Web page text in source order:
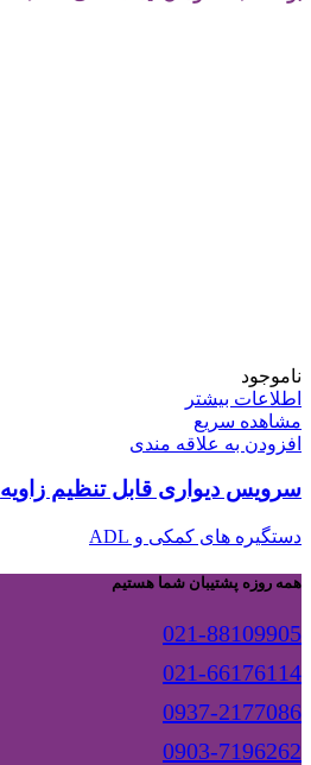
ناموجود
اطلاعات بیشتر
مشاهده سریع
افزودن به علاقه مندی
سرویس دیواری قابل تنظیم زاویه
دستگیره های کمکی و ADL
همه روزه پشتیبان شما هستیم
021-88109905
021-66176114
0937-2177086
0903-7196262